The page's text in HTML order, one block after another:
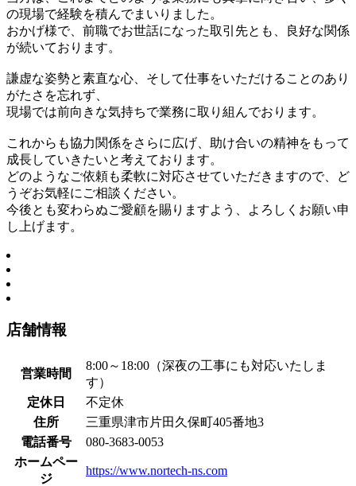
の現場で経験を積んでまいりました。
おかげ様で、前職でお世話になった取引先とも、良好な関係
が続いております。
謙虚な姿勢と素直な心、そして仕事をいただけることのあり
がたさを忘れず、
現場では前向きな気持ちで業務に取り組んでおります。
これからも協力関係をさらに広げ、助け合いの精神をもって
成長していきたいと考えております。
どのようなご依頼も柔軟に対応させていただきますので、ど
うぞお気軽にご相談ください。
今後とも変わらぬご愛顧を賜りますよう、よろしくお願い申
し上げます。
店舗情報
営業時間
8:00～18:00（深夜の工事にも対応いたしま
す）
定休日
不定休
住所
三重県津市片田久保町405番地3
電話番号
080-3683-0053
ホームペー
ジ
https://www.nortech-ns.com